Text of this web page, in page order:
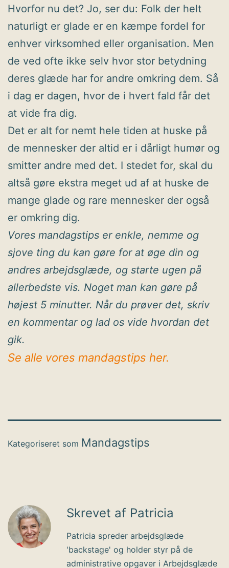
Hvorfor nu det? Jo, ser du: Folk der helt
naturligt er glade er en kæmpe fordel for
enhver virksomhed eller organisation. Men
de ved ofte ikke selv hvor stor betydning
deres glæde har for andre omkring dem. Så
i dag er dagen, hvor de i hvert fald får det
at vide fra dig.
Det er alt for nemt hele tiden at huske på
de mennesker der altid er i dårligt humør og
smitter andre med det. I stedet for, skal du
altså gøre ekstra meget ud af at huske de
mange glade og rare mennesker der også
er omkring dig.
Vores mandagstips er enkle, nemme og
sjove ting du kan gøre for at øge din og
andres arbejdsglæde, og starte ugen på
allerbedste vis. Noget man kan gøre på
højest 5 minutter. Når du prøver det, skriv
en kommentar og lad os vide hvordan det
gik.
Se alle vores mandagstips her.
Kategoriseret som Mandagstips
Skrevet af Patricia
Patricia spreder arbejdsglæde
'backstage' og holder styr på de
administrative opgaver i Arbejdsglæde